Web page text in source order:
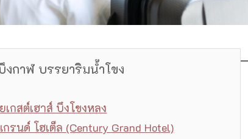
กาฬ บรรยาริมน้ำโขง
เกสต์เฮาส์ บึงโขงหลง
กรนด์ โฮเต็ล (Century Grand Hotel)